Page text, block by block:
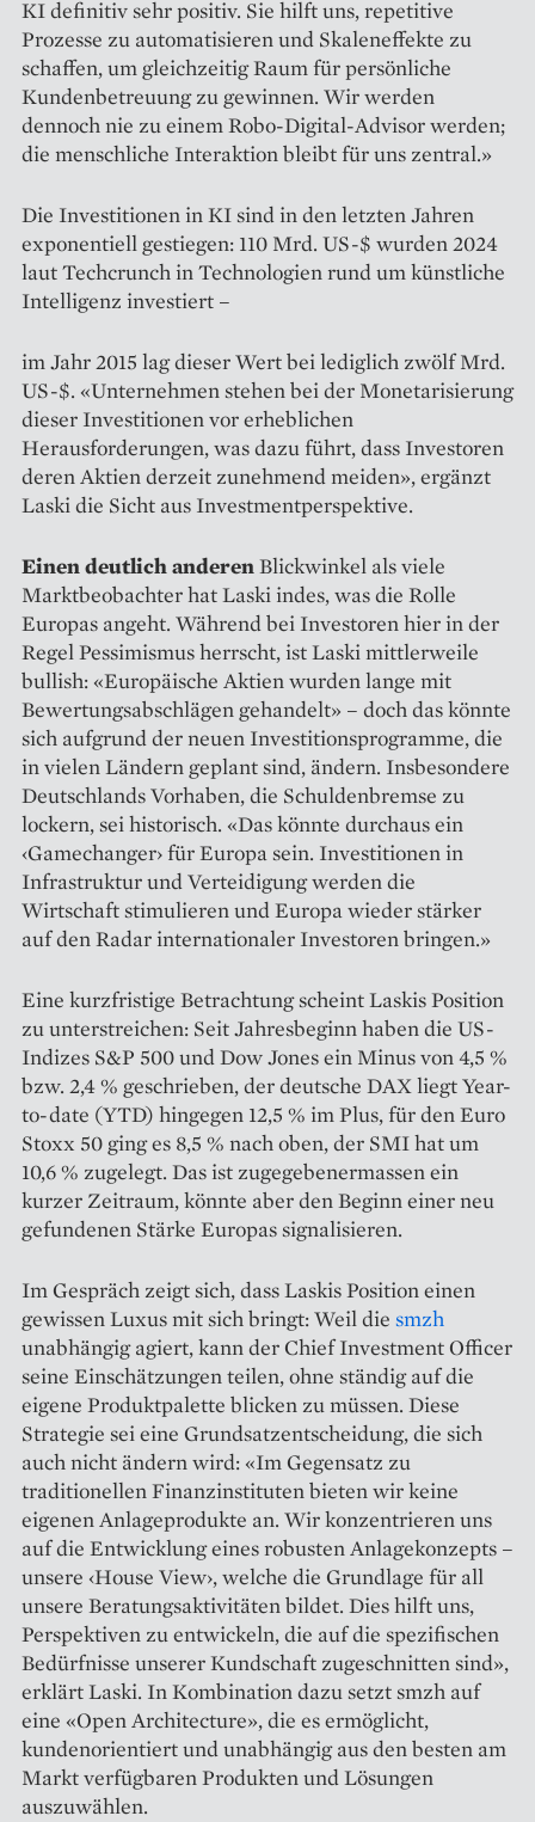
KI definitiv sehr positiv. Sie hilft uns, repetitive
Prozesse zu automatisieren und Skaleneffekte zu
schaffen, um gleichzeitig Raum für persönliche
Kundenbetreuung zu gewinnen. Wir werden
dennoch nie zu einem Robo-Digital-Advisor werden;
die menschliche Interaktion bleibt für uns zentral.»
Die Investitionen in KI sind in den letzten Jahren
exponentiell ­gestiegen: 110 Mrd. US-$ wurden 2024
laut Tech­crunch in Technologien rund um künstliche
Intelligenz investiert –
im Jahr 2015 lag dieser Wert bei lediglich zwölf Mrd.
US-$. «Unternehmen stehen bei der Monetarisierung
dieser Investitionen vor erheblichen
Herausforderungen, was dazu führt, dass Investoren
deren Aktien derzeit zunehmend meiden», ergänzt
Laski die Sicht aus Investmentperspektive.
Einen deutlich anderenBlickwinkel als viele
Marktbeobachter hat Laski indes, was die Rolle
Europas angeht. Während bei Investoren hier in der
Regel Pessimismus herrscht, ist Laski mittlerweile
bullish: «Europäische Aktien wurden lange mit
Bewertungsabschlägen gehandelt» – doch das könnte
sich aufgrund der neuen Investitionsprogramme, die
in vielen Ländern geplant sind, ändern. Insbesondere
Deutschlands Vorhaben, die Schuldenbremse zu
lockern, sei historisch. «Das könnte durchaus ein
‹Gamechanger› für Europa sein. Investitionen in
Infrastruktur und Verteidigung werden die
Wirtschaft stimulieren und Europa wieder stärker
auf den Radar internationaler Inves­toren bringen.»
Eine kurzfristige Betrachtung scheint Laskis Position
zu unter­streichen: Seit Jahresbeginn haben die US-
Indizes S&P 500 und Dow Jones ein Minus von 4,5 %
bzw. 2,4 % geschrieben, der deutsche DAX liegt Year-
to-date (YTD) hingegen 12,5 % im Plus, für den Euro
Stoxx 50 ging es 8,5 % nach oben, der SMI hat um
10,6 % zugelegt. Das ist zugegebenermassen ein
kurzer Zeitraum, könnte aber den Beginn einer neu
gefundenen Stärke Europas signalisieren.
Im Gespräch zeigt sich, dass Laskis Position einen
gewissen Luxus mit sich bringt: Weil die smzh
unabhängig agiert, kann der Chief Investment Officer
seine Einschätzungen teilen, ohne ständig auf die
eigene Produktpalette blicken zu müssen. Diese
Strategie sei eine Grundsatzentscheidung, die sich
auch nicht ändern wird: «Im Gegensatz zu
traditionellen Finanzinstituten bieten wir keine
eigenen Anlage­produkte an. Wir konzentrieren uns
auf die Entwicklung eines robusten Anlage­konzepts –
unsere ‹House View›, welche die Grundlage für all
unsere Beratungsaktivitäten bildet. Dies hilft uns,
Perspektiven zu entwickeln, die auf die spezifischen
Bedürfnisse un­serer Kundschaft zugeschnitten sind»,
erklärt Laski. In Kombination dazu setzt smzh auf
eine «Open Architecture», die es ermöglicht,
kundenorientiert und unabhängig aus den besten am
Markt verfügbaren Produkten und Lösungen
auszuwählen.